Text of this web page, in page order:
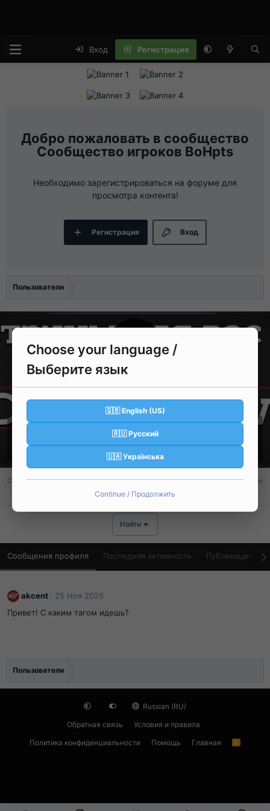
Вход Регистрация
Сообщество игроков BoHpts
Необходимо зарегистрироваться на форуме для
просмотра контента!
Вход
Регистрация
Пользователи
iDuMaC
A Grade ·33·ИзКрасногвардейское
Регистрация 26 Июн 2025
Активность
34 мин. назад Описание
Сообщения Реакции
17
Баллы
Найти
Сообщения профиля Последняя активность Публикации
akcent
25 Ноя 2025
Привет! С каким тагом идешь?
Пользователи
Russian (RU)
Обратная связь
Условия и правила
Политика конфиденциальности
Помощь Главная
R
Choose your language /
Выберите язык
🇬🇧 English (US)
🇷🇺 Русский
🇺🇦 Українська
Continue / Продолжить